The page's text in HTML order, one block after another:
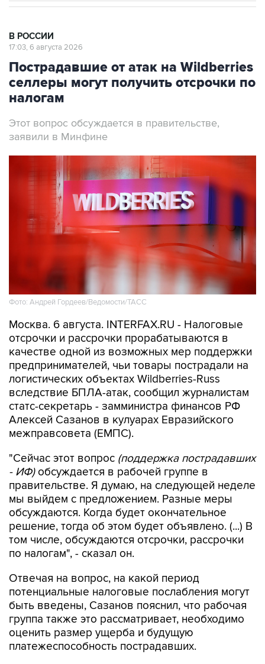
В РОССИИ
17:03, 6 августа 2026
Пострадавшие от атак на Wildberries
селлеры могут получить отсрочки по
налогам
Этот вопрос обсуждается в правительстве,
заявили в Минфине
Фото: Андрей Гордеев/Ведомости/ТАСС
Москва. 6 августа. INTERFAX.RU - Налоговые
отсрочки и рассрочки прорабатываются в
качестве одной из возможных мер поддержки
предпринимателей, чьи товары пострадали на
логистических объектах Wildberries-Russ
вследствие БПЛА-атак, сообщил журналистам
статс-секретарь - замминистра финансов РФ
Алексей Сазанов в кулуарах Евразийского
межправсовета (ЕМПС).
"Сейчас этот вопрос (поддержка пострадавших
- ИФ)обсуждается в рабочей группе в
правительстве. Я думаю, на следующей неделе
мы выйдем с предложением. Разные меры
обсуждаются. Когда будет окончательное
решение, тогда об этом будет объявлено. (...) В
том числе, обсуждаются отсрочки, рассрочки
по налогам", - сказал он.
Отвечая на вопрос, на какой период
потенциальные налоговые послабления могут
быть введены, Сазанов пояснил, что рабочая
группа также это рассматривает, необходимо
оценить размер ущерба и будущую
платежеспособность пострадавших.